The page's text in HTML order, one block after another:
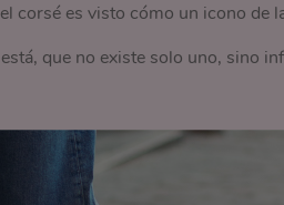
corsé es visto cómo un icono de
que no existe solo uno, sino